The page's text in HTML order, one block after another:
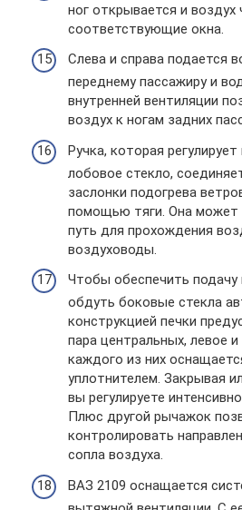
ног открывается и воздух
соответствующие окна.
Слева и справа подается
переднему пассажиру и
внутренней вентиляции
воздух к ногам задних
Ручка, которая
лобовое стекло,
заслонки подогрева
помощью тяги. Она может
путь для прохождения
воздуховоды.
Чтобы обеспечить подачу
обдуть боковые стекла
конструкцией печки
пара центральных, левое
каждого из них
уплотнителем. Закрывая
вы регулируете
Плюс другой рычажок
контролировать
сопла воздуха.
ВАЗ 2109 оснащается